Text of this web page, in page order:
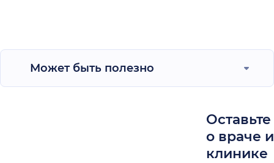
Может быть полезно
о враче
клинике